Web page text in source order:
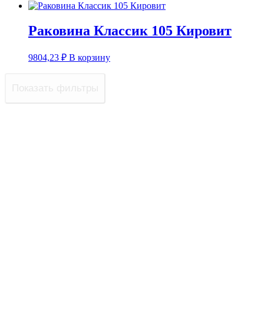
Раковина Классик 105 Кировит
9804,23 ₽ В корзину